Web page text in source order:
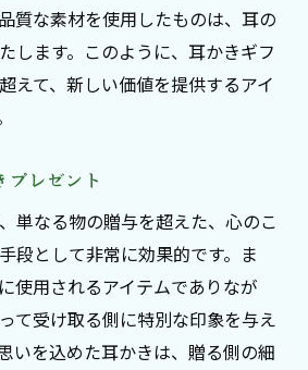
質な素材を使用したものは、耳の
します。このように、耳かきギフ
えて、新しい価値を提供するアイ
プレゼント
単なる物の贈与を超えた、心のこ
段として非常に効果的です。ま
使用されるアイテムでありなが
て受け取る側に特別な印象を与え
いを込めた耳かきは、贈る側の細